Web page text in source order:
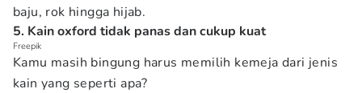
baju, rok hingga hijab.
5. Kain oxford tidak panas dan cukup kuat
Freepik
Kamu masih bingung harus memilih kemeja dari jenis
kain yang seperti apa?